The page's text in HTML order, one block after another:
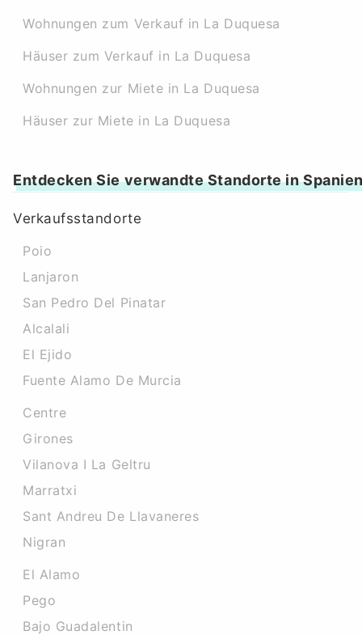
Wohnungen zum Verkauf in La Duquesa
Häuser zum Verkauf in La Duquesa
Wohnungen zur Miete in La Duquesa
Häuser zur Miete in La Duquesa
Entdecken Sie verwandte Standorte in
Verkaufsstandorte
Poio
Lanjaron
San Pedro Del Pinatar
Alcalali
El Ejido
Fuente Alamo De Murcia
Centre
Girones
Vilanova I La Geltru
Marratxi
Sant Andreu De Llavaneres
Nigran
El Alamo
Pego
Bajo Guadalentin